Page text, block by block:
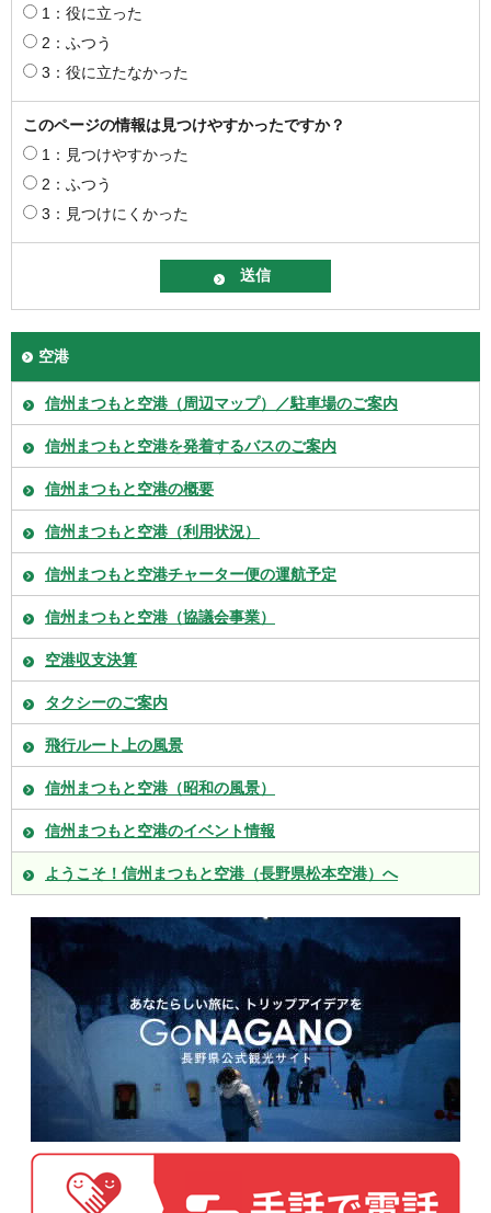
1：役に立った
2：ふつう
3：役に立たなかった
このページの情報は見つけやすかったですか？
1：見つけやすかった
2：ふつう
3：見つけにくかった
空港
信州まつもと空港（周辺マップ）／駐車場のご案内
信州まつもと空港を発着するバスのご案内
信州まつもと空港の概要
信州まつもと空港（利用状況）
信州まつもと空港チャーター便の運航予定
信州まつもと空港（協議会事業）
空港収支決算
タクシーのご案内
飛行ルート上の風景
信州まつもと空港（昭和の風景）
信州まつもと空港のイベント情報
ようこそ！信州まつもと空港（長野県松本空港）へ